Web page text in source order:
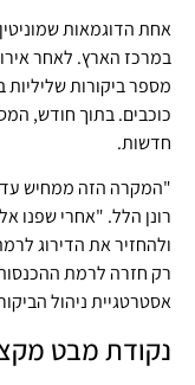
אחת הדוגמאות
במרכז הארץ. לאחר
חדשות.
"המקרה הזה ממחיש עד
רונן הלל. "אחרי שפנו
ולהחזיר את הדירוג
רק חזרה לרמת
אסטרטגיית ניהול
נקודת מבט